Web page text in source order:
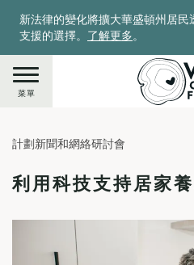
新法律的變化將擴大華盛頓州居
支援的選擇。 了解更多。
菜單
計劃新聞和網絡研討會
利用科技支持居家